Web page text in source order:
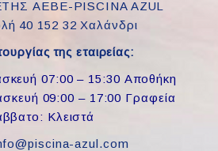
ΑΕΒΕ-PISCINA AZUL
40 152 32 Χαλάνδρι
της εταιρείας:
07:00 – 15:30 Αποθήκη
09:00 – 17:00 Γραφεία
Κλειστά
azul.com